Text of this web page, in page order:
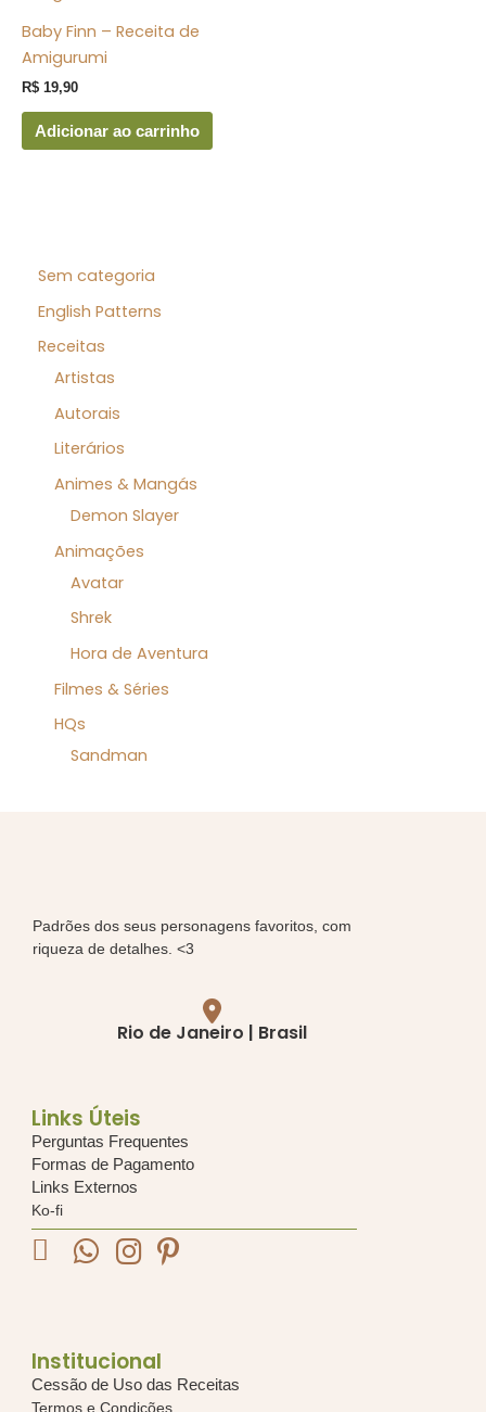
Baby Finn – Receita de
Amigurumi
R$ 19,90
Adicionar ao carrinho
Sem categoria
English Patterns
Receitas
Artistas
Autorais
Literários
Animes & Mangás
Demon Slayer
Animações
Avatar
Shrek
Hora de Aventura
Filmes & Séries
HQs
Sandman
Padrões dos seus personagens favoritos, com
riqueza de detalhes. <3
Rio de Janeiro | Brasil
Links Úteis
Perguntas Frequentes
Formas de Pagamento
Links Externos
Ko-fi
Institucional
Cessão de Uso das Receitas
Termos e Condições